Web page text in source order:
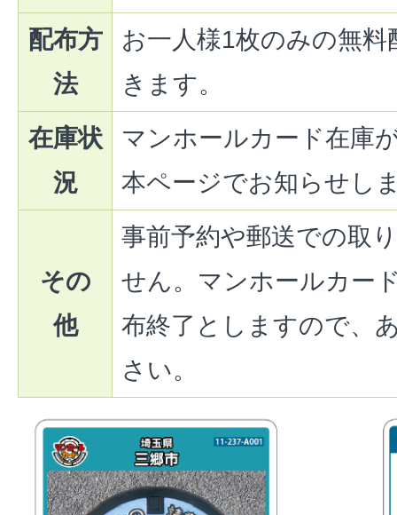
配布方
法
お一人様1枚のみの無
きます。
在庫状
況
マンホールカード在庫
本ページでお知らせし
その
他
事前予約や郵送での取
せん。マンホールカー
布終了としますので、
さい。